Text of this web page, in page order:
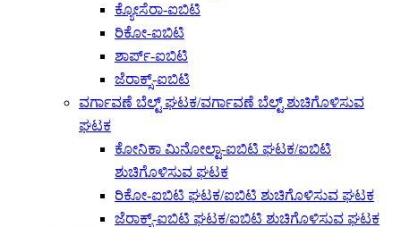
ಕ್ಯೋಸೆರಾ-ಐಬಿಟಿ
ರಿಕೋ-ಐಬಿಟಿ
ಶಾರ್ಪ್-ಐಬಿಟಿ
ಜೆರಾಕ್ಸ್-ಐಬಿಟಿ
ವರ್ಗಾವಣೆ ಬೆಲ್ಟ್ ಘಟಕ/ವರ್ಗಾವಣೆ ಬೆಲ್ಟ್ ಶುಚಿಗೊಳಿಸುವ
ಘಟಕ
ಕೋನಿಕಾ ಮಿನೋಲ್ಟಾ-ಐಬಿಟಿ ಘಟಕ/ಐಬಿಟಿ
ಶುಚಿಗೊಳಿಸುವ ಘಟಕ
ರಿಕೋ-ಐಬಿಟಿ ಘಟಕ/ಐಬಿಟಿ ಶುಚಿಗೊಳಿಸುವ ಘಟಕ
ಜೆರಾಕ್ಸ್-ಐಬಿಟಿ ಘಟಕ/ಐಬಿಟಿ ಶುಚಿಗೊಳಿಸುವ ಘಟಕ